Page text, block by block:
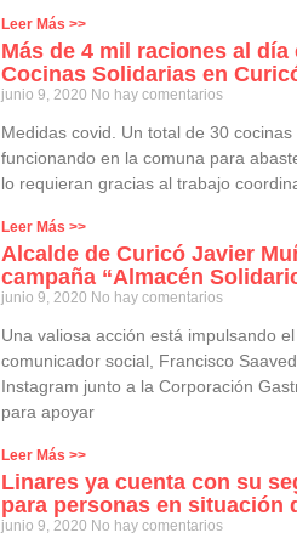
Leer Más >>
Más de 4 mil raciones al día
Cocinas Solidarias en
junio 9, 2020 No hay comentarios
Medidas covid. Un total de 30
funcionando en la comuna para
lo requieran gracias al trabajo
Leer Más >>
Alcalde de Curicó Javier
campaña “Almacén
junio 9, 2020 No hay comentarios
Una valiosa acción está impulsando
comunicador social, Francisco
Instagram junto a la Corporación
para apoyar
Leer Más >>
Linares ya cuenta con su
para personas en situación
junio 9, 2020 No hay comentarios